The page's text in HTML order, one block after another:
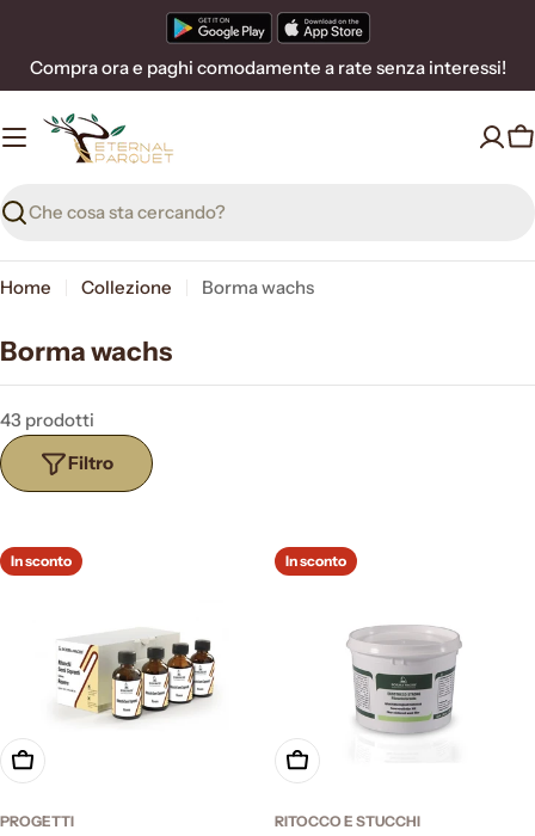
contenuto
Compra ora e paghi comodamente a rate senza interessi!
Ricerca
Home Collezione Borma wachs
Borma wachs
43 prodotti
Filtro
In sconto
Scegli le opzioni
PROGETTI
In sconto
Scegli le opzioni
RITOCCO E STUCCHI